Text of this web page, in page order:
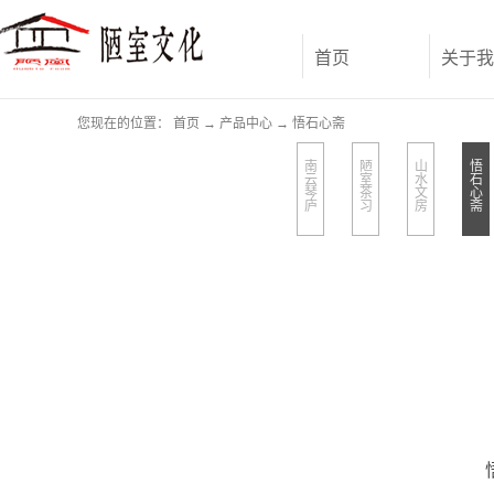
首页 关于
您现在的位置： 首页 → 产品中心 → 悟石心斋
南
云
琴
庐
陋
室
茶
习
山
水
文
房
悟
石
心
斋